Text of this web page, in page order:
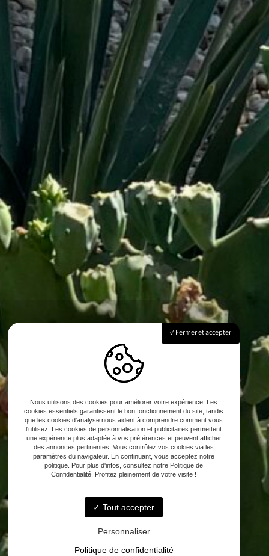
Fermer et accepter
Nous utilisons des cookies pour améliorer votre expérience. Les
cookies essentiels garantissent le bon fonctionnement du site, tandis
que les cookies d'analyse nous aident à comprendre comment vous
l'utilisez. Les cookies de personnalisation et publicitaires permettent
une expérience plus adaptée à vos préférences et peuvent afficher
des annonces pertinentes. Vous contrôlez vos cookies via les
paramètres du navigateur. En continuant, vous acceptez notre
politique. Pour plus d'infos, consultez notre Politique de
Confidentialité. Profitez pleinement de votre visite !
Tout accepter
Personnaliser
Politique de confidentialité